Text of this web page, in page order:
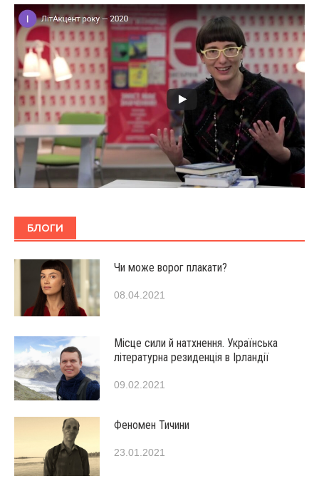
БЛОГИ
Чи може ворог плакати?
08.04.2021
Місце сили й натхнення. Українська
літературна резиденція в Ірландії
09.02.2021
Феномен Тичини
23.01.2021